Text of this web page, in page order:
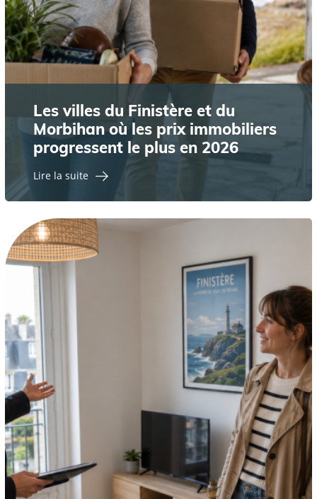
Les villes du Finistère et du
Morbihan où les prix immobiliers
progressent le plus en 2026
Lire la suite